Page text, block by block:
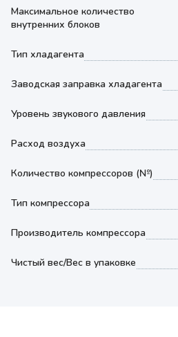
Максимальное количество
внутренних блоков
Тип хладагента
Заводская заправка хладагента
Уровень звукового давления
Расход воздуха
Количество компрессоров (№)
Тип компрессора
Производитель компрессора
Чистый вес/Вес в упаковке